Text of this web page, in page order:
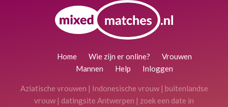
Home Wie zijn er online?
Vrouwen
Mannen
Help Inloggen
Aziatische vrouwen | Indonesische vrouw | buitenlandse
vrouw | datingsite Antwerpen | zoek een date in